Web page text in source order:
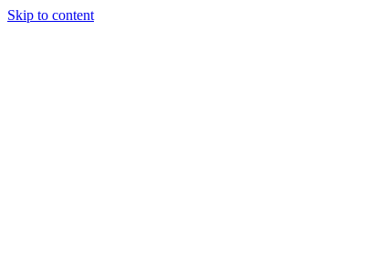
Skip to content